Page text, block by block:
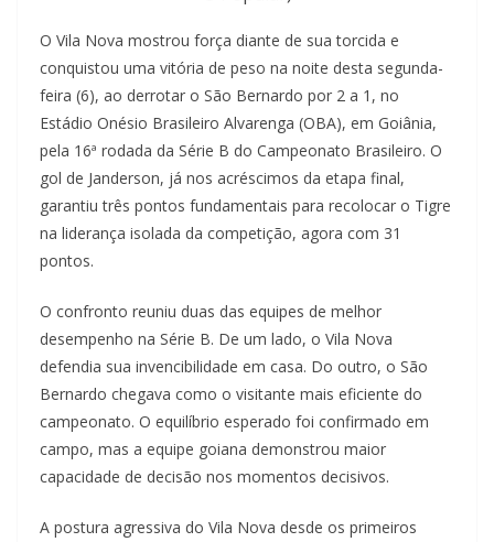
O Vila Nova mostrou força diante de sua torcida e
conquistou uma vitória de peso na noite desta segunda-
feira (6), ao derrotar o São Bernardo por 2 a 1, no
Estádio Onésio Brasileiro Alvarenga (OBA), em Goiânia,
pela 16ª rodada da Série B do Campeonato Brasileiro. O
gol de Janderson, já nos acréscimos da etapa final,
garantiu três pontos fundamentais para recolocar o Tigre
na liderança isolada da competição, agora com 31
pontos.
O confronto reuniu duas das equipes de melhor
desempenho na Série B. De um lado, o Vila Nova
defendia sua invencibilidade em casa. Do outro, o São
Bernardo chegava como o visitante mais eficiente do
campeonato. O equilíbrio esperado foi confirmado em
campo, mas a equipe goiana demonstrou maior
capacidade de decisão nos momentos decisivos.
A postura agressiva do Vila Nova desde os primeiros